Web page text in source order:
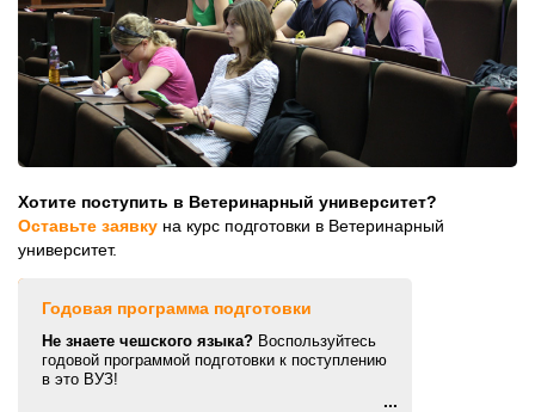
Хотите поступить в Ветеринарный университет?
Оставьте заявку на курс подготовки в Ветеринарный
университет.
Годовая программа подготовки
Не знаете чешского языка? Воспользуйтесь
годовой программой подготовки к поступлению
в это ВУЗ!
...